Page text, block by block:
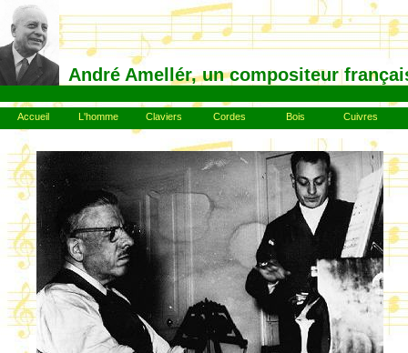
André Amellér, un compositeur
Accueil L'homme Claviers Cordes Bois Cuivres